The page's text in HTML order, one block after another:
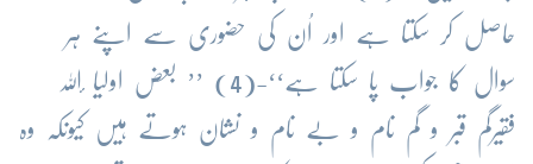
حاصل کر سکتا ہے اور اُن کی حضوری سے اپنے ہر
سوال کا جواب پا سکتا ہے‘‘-(4) ’’ بعض اولیا ٔاللہ
فقیرگم قبر و گم نام و بے نام و نشان ہوتے ہیں کیونکہ وہ